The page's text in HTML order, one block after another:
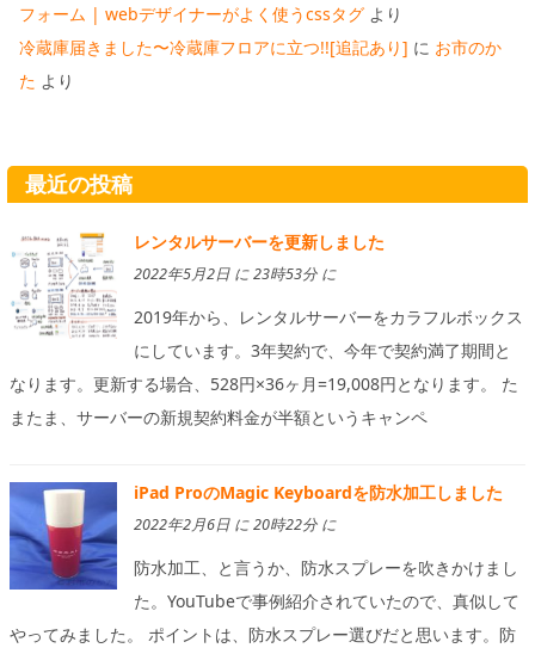
フォーム | webデザイナーがよく使うcssタグ より
冷蔵庫届きました〜冷蔵庫フロアに立つ!![追記あり] に お市のか
た より
最近の投稿
レンタルサーバーを更新しました
2022年5月2日 に 23時53分 に
2019年から、レンタルサーバーをカラフルボックス
にしています。3年契約で、今年で契約満了期間と
なります。更新する場合、528円×36ヶ月=19,008円となります。 た
またま、サーバーの新規契約料金が半額というキャンペ
iPad ProのMagic Keyboardを防水加工しました
2022年2月6日 に 20時22分 に
防水加工、と言うか、防水スプレーを吹きかけまし
た。YouTubeで事例紹介されていたので、真似して
やってみました。 ポイントは、防水スプレー選びだと思います。防